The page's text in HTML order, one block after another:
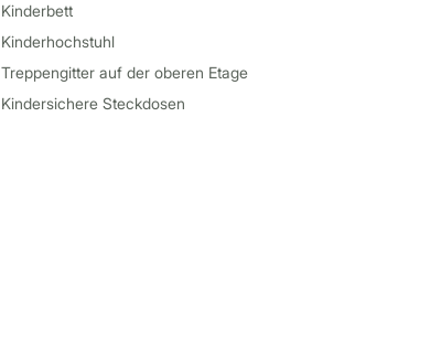
Kinderbett
Kinderhochstuhl
Treppengitter auf der oberen Etage
Kindersichere Steckdosen